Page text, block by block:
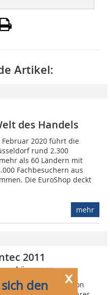
x
den
Artikel:
des Handels
Februar 2020 führt die
rund 2.300
als 60 Ländern mit
Fachbesuchern aus
Die EuroShop deckt
mehr
2011
Lösungen
noch jung, doch schon